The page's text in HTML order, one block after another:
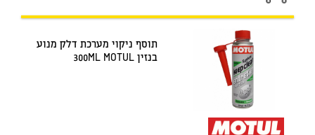
תוסף ניקוי מערכת דלק מנוע
בנזין 300ML MOTUL